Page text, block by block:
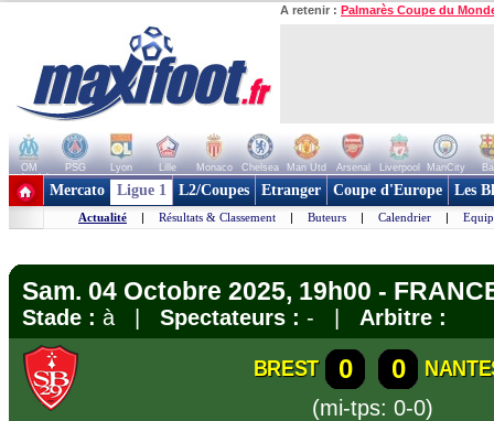
A retenir : Palmarès Coupe du
OM PSG Lyon Lille Monaco Chelsea Man Utd Arsenal Liverpool ManCity
+ de clubs
Mercato Ligue 1 L2/Coupes Etranger Coupe d'Europe Les
Actualité | Résultats & Classement | Buteurs | Calendrier |
Sam. 04 Octobre 2025, 19h00 -
Stade : à | Spectateurs : - | Arbitre :
BREST 0 0
(mi-tps: 0-0)